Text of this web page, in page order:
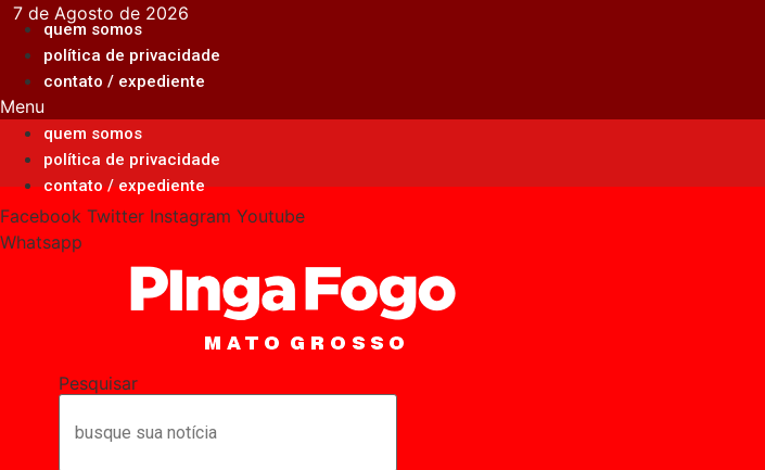
para
conteúdo
7 de Agosto de 2026
quem somos
política de privacidade
contato / expediente
Menu
quem somos
política de privacidade
contato / expediente
Facebook Twitter Instagram Youtube
Whatsapp
Pesquisar